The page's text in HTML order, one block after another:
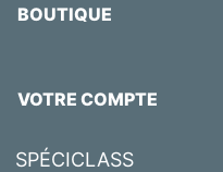
BOUTIQUE
VOTRE COMPTE
SPÉCICLASS